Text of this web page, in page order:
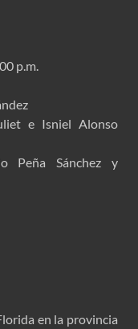
p.m.
e Isniel Alonso
Peña Sánchez y
en la provincia